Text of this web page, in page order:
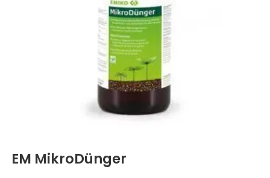
EM MikroDünger